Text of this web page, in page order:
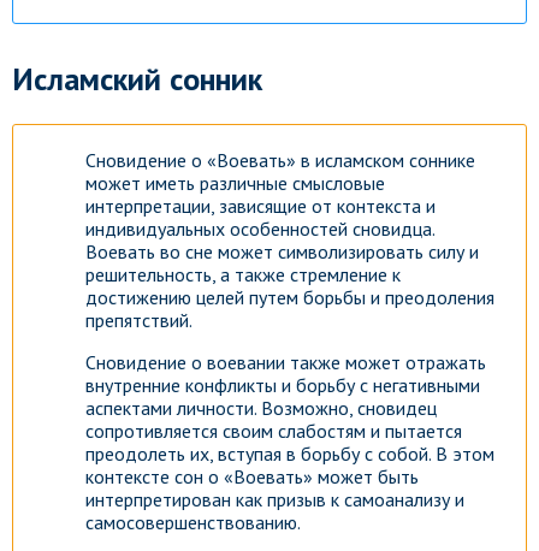
Исламский сонник
Сновидение о «Воевать» в исламском соннике
может иметь различные смысловые
интерпретации, зависящие от контекста и
индивидуальных особенностей сновидца.
Воевать во сне может символизировать силу и
решительность, а также стремление к
достижению целей путем борьбы и преодоления
препятствий.
Сновидение о воевании также может отражать
внутренние конфликты и борьбу с негативными
аспектами личности. Возможно, сновидец
сопротивляется своим слабостям и пытается
преодолеть их, вступая в борьбу с собой. В этом
контексте сон о «Воевать» может быть
интерпретирован как призыв к самоанализу и
самосовершенствованию.